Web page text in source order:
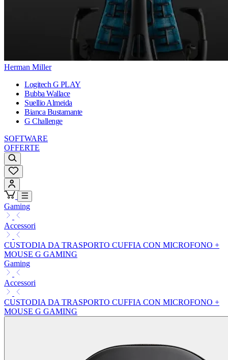
Herman Miller
Logitech G PLAY
Bubba Wallace
Suellio Almeida
Bianca Bustamante
G Challenge
SOFTWARE
OFFERTE
Gaming
Accessori
CUSTODIA DA TRASPORTO CUFFIA CON MICROFONO +
MOUSE G GAMING
Gaming
Accessori
CUSTODIA DA TRASPORTO CUFFIA CON MICROFONO +
MOUSE G GAMING